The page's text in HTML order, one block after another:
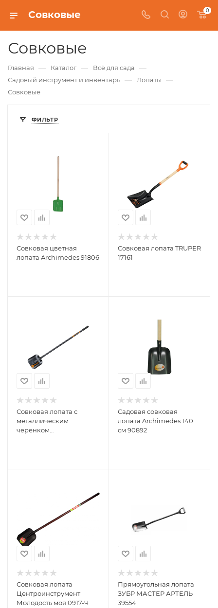
Совковые 0
Совковые
Главная — Каталог — Всё для сада —
Садовый инструмент и инвентарь — Лопаты —
Совковые
ФИЛЬТР
Совковая цветная
лопата Archimedes 91806
Совковая лопата TRUPER
17161
Совковая лопата с
металлическим
черенком
Садовая совковая
лопата Archimedes 140
см 90892
Совковая лопата
Центроинструмент
Молодость моя 0917-Ч
Прямоугольная лопата
ЗУБР МАСТЕР АРТЕЛЬ
39554